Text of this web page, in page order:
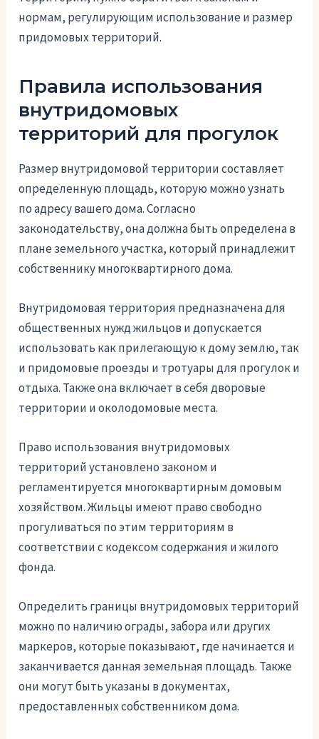
нормам, регулирующим использование и размер
придомовых территорий.
Правила использования
внутридомовых
территорий для прогулок
Размер внутридомовой территории составляет
определенную площадь, которую можно узнать
по адресу вашего дома. Согласно
законодательству, она должна быть определена в
плане земельного участка, который принадлежит
собственнику многоквартирного дома.
Внутридомовая территория предназначена для
общественных нужд жильцов и допускается
использовать как прилегающую к дому землю, так
и придомовые проезды и тротуары для прогулок и
отдыха. Также она включает в себя дворовые
территории и околодомовые места.
Право использования внутридомовых
территорий установлено законом и
регламентируется многоквартирным домовым
хозяйством. Жильцы имеют право свободно
прогуливаться по этим территориям в
соответствии с кодексом содержания и жилого
фонда.
Определить границы внутридомовых территорий
можно по наличию ограды, забора или других
маркеров, которые показывают, где начинается и
заканчивается данная земельная площадь. Также
они могут быть указаны в документах,
предоставленных собственником дома.